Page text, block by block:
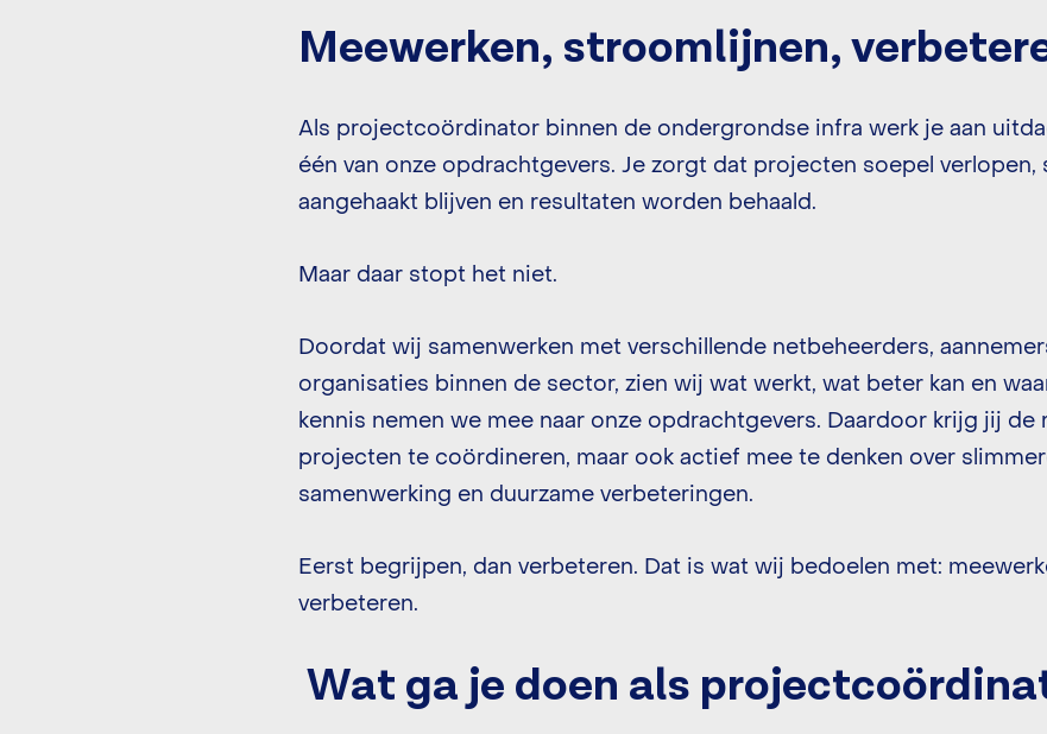
Meewerken, stroomlijnen,
Als projectcoördinator binnen de ondergrondse infra werk je aan
één van onze opdrachtgevers. Je zorgt dat projecten soepel verlopen,
aangehaakt blijven en resultaten worden behaald.
Maar daar stopt het niet.
Doordat wij samenwerken met verschillende netbeheerders,
organisaties binnen de sector, zien wij wat werkt, wat beter kan en
kennis nemen we mee naar onze opdrachtgevers. Daardoor krijg jij de
projecten te coördineren, maar ook actief mee te denken over
samenwerking en duurzame verbeteringen.
Eerst begrijpen, dan verbeteren. Dat is wat wij bedoelen met:
verbeteren.
Wat ga je doen als